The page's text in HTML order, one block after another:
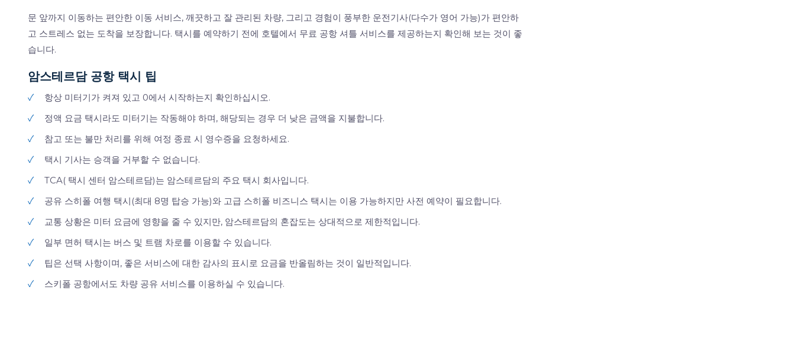
문 앞까지 이동하는 편안한 이동 서비스, 깨끗하고 잘 관리된 차량, 그리고 경험이 풍부한 운전기사(다수가 영어 가능)가 편안하
고 스트레스 없는 도착을 보장합니다. 택시를 예약하기 전에 호텔에서 무료 공항 셔틀 서비스를 제공하는지 확인해 보는 것이 좋
습니다.
암스테르담 공항 택시 팁
✓
항상 미터기가 켜져 있고 0에서 시작하는지 확인하십시오.
✓
정액 요금 택시라도 미터기는 작동해야 하며, 해당되는 경우 더 낮은 금액을 지불합니다.
✓
참고 또는 불만 처리를 위해 여정 종료 시 영수증을 요청하세요.
✓
택시 기사는 승객을 거부할 수 없습니다.
✓
TCA( 택시 센터 암스테르담)는 암스테르담의 주요 택시 회사입니다.
✓
공유 스히폴 여행 택시(최대 8명 탑승 가능)와 고급 스히폴 비즈니스 택시는 이용 가능하지만 사전 예약이 필요합니다.
✓
교통 상황은 미터 요금에 영향을 줄 수 있지만, 암스테르담의 혼잡도는 상대적으로 제한적입니다.
✓
일부 면허 택시는 버스 및 트램 차로를 이용할 수 있습니다.
✓
팁은 선택 사항이며, 좋은 서비스에 대한 감사의 표시로 요금을 반올림하는 것이 일반적입니다.
✓
스키폴 공항에서도 차량 공유 서비스를 이용하실 수 있습니다.